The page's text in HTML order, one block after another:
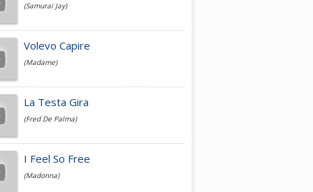
Jovanotti
Fedez
Simone Cristicchi
(Samurai Jay)
Volevo Capire
(Madame)
La Testa Gira
(Fred De Palma)
I Feel So Free
(Madonna)